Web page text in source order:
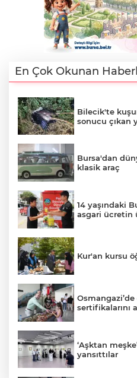
En Çok Okunan
Bilecik'te
sonucu çıkan
Bursa'dan
klasik araç
14 yaşındaki
asgari ücretin
Kur'an kursu
sertifikalarını
‘Aşktan
yansıttılar